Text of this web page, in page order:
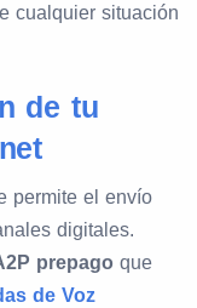
cualquier situación
de tu
permite el envío
digitales.
prepago que
de Voz